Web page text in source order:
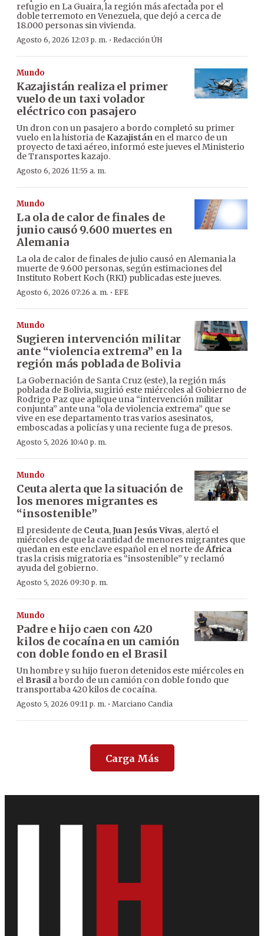
refugio en La Guaira, la región más afectada por el
doble terremoto en Venezuela, que dejó a cerca de
18.000 personas sin vivienda.
Agosto 6, 2026 12:03 p. m. · Redacción ÚH
Mundo
Kazajistán realiza el primer
vuelo de un taxi volador
eléctrico con pasajero
Un dron con un pasajero a bordo completó su primer
vuelo en la historia de Kazajistán en el marco de un
proyecto de taxi aéreo, informó este jueves el Ministerio
de Transportes kazajo.
Agosto 6, 2026 11:55 a. m.
Mundo
La ola de calor de finales de
junio causó 9.600 muertes en
Alemania
La ola de calor de finales de julio causó en Alemania la
muerte de 9.600 personas, según estimaciones del
Instituto Robert Koch (RKI) publicadas este jueves.
Agosto 6, 2026 07:26 a. m. · EFE
Mundo
Sugieren intervención militar
ante “violencia extrema” en la
región más poblada de Bolivia
La Gobernación de Santa Cruz (este), la región más
poblada de Bolivia, sugirió este miércoles al Gobierno de
Rodrigo Paz que aplique una “intervención militar
conjunta” ante una “ola de violencia extrema” que se
vive en ese departamento tras varios asesinatos,
emboscadas a policías y una reciente fuga de presos.
Agosto 5, 2026 10:40 p. m.
Mundo
Ceuta alerta que la situación de
los menores migrantes es
“insostenible”
El presidente de Ceuta,Juan Jesús Vivas, alertó el
miércoles de que la cantidad de menores migrantes que
quedan en este enclave español en el norte deÁfrica
tras la crisis migratoria es “insostenible” y reclamó
ayuda del gobierno.
Agosto 5, 2026 09:30 p. m.
Mundo
Padre e hijo caen con 420
kilos de cocaína en un camión
con doble fondo en el Brasil
Un hombre y su hijo fueron detenidos este miércoles en
el Brasila bordo de un camión con doble fondo que
transportaba 420 kilos de cocaína.
Agosto 5, 2026 09:11 p. m. · Marciano Candia
Carga Más